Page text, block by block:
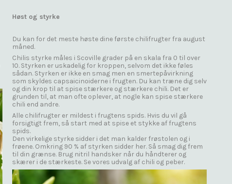
Høst og styrke
Du kan for det meste høste dine første chilifrugter fra august
måned.
Chilis styrke måles i Scoville grader på en skala fra 0 til over
10. Styrken er uskadelig for kroppen, selvom det ikke føles
sådan. Styrken er ikke en smag men en smertepåvirkning
som skyldes capsaicinoiderne i frugten. Du kan træne dig selv
og din krop til at spise stærkere og stærkere chili. Det er
grunden til, at man ofte oplever, at nogle kan spise stærkere
chili end andre.
Alle chilifrugter er mildest i frugtens spids. Hvis du vil gå
forsigtigt frem, så start med at spise et stykke af frugtens
spids.
Den virkelige styrke sidder i det man kalder frøstolen og i
frøene. Omkring 90 % af styrken sidder her. Så smag dig frem
til din grænse. Brug nitril handsker når du håndterer og
skærer i de stærkeste.Se vores udvalg af chili og peber.